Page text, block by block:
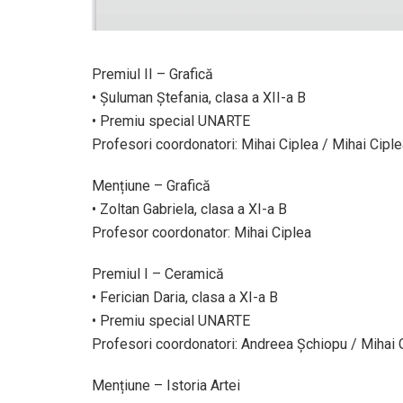
Premiul II – Grafică
• Șuluman Ștefania, clasa a XII-a B
• Premiu special UNARTE
Profesori coordonatori: Mihai Ciplea / Mihai
Mențiune – Grafică
• Zoltan Gabriela, clasa a XI-a B
Profesor coordonator: Mihai Ciplea
Premiul I – Ceramică
• Ferician Daria, clasa a XI-a B
• Premiu special UNARTE
Profesori coordonatori: Andreea Șchiopu / Mihai
Mențiune – Istoria Artei